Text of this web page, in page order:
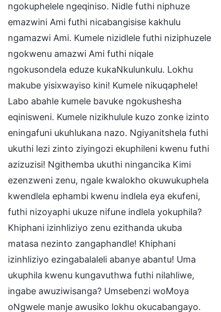
ngokuphelele ngeqiniso. Nidle futhi niphuze
emazwini Ami futhi nicabangisise kakhulu
ngamazwi Ami. Kumele nizidlele futhi niziphuzele
ngokwenu amazwi Ami futhi niqale
ngokusondela eduze kukaNkulunkulu. Lokhu
makube yisixwayiso kini! Kumele nikuqaphele!
Labo abahle kumele bavuke ngokushesha
eqinisweni. Kumele nizikhulule kuzo zonke izinto
eningafuni ukuhlukana nazo. Ngiyanitshela futhi
ukuthi lezi zinto ziyingozi ekuphileni kwenu futhi
azizuzisi! Ngithemba ukuthi ningancika Kimi
ezenzweni zenu, ngale kwalokho okuwukuphela
kwendlela ephambi kwenu indlela eya ekufeni,
futhi nizoyaphi ukuze nifune indlela yokuphila?
Khiphani izinhliziyo zenu ezithanda ukuba
matasa nezinto zangaphandle! Khiphani
izinhliziyo ezingabalaleli abanye abantu! Uma
ukuphila kwenu kungavuthwa futhi nilahliwe,
ingabe awuziwisanga? Umsebenzi woMoya
oNgwele manje awusiko lokhu okucabangayo.